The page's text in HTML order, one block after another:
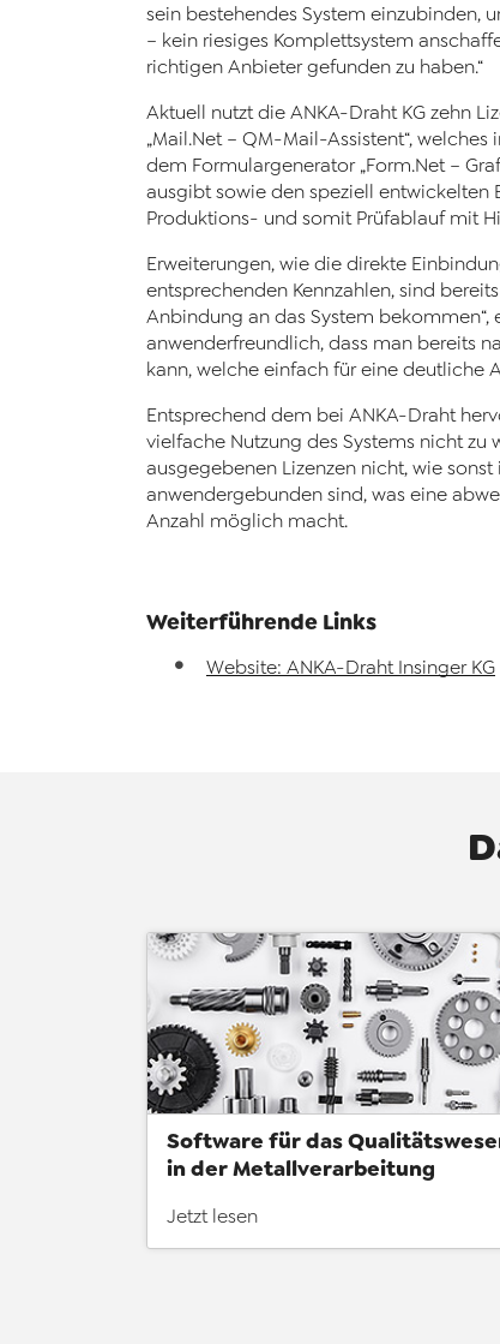
sein bestehendes System einzubinden,
– kein riesiges Komplettsystem
richtigen Anbieter gefunden zu haben.“
Aktuell nutzt die ANKA-Draht KG zehn
„Mail.Net – QM-Mail-Assistent“,
dem Formulargenerator „Form.Net –
ausgibt sowie den speziell entwickelten
Produktions- und somit Prüfablauf mit
Erweiterungen, wie die direkte
entsprechenden Kennzahlen, sind
Anbindung an das System bekommen“,
anwenderfreundlich, dass man bereits
kann, welche einfach für eine deutliche
Entsprechend dem bei ANKA-Draht
vielfache Nutzung des Systems nicht zu
ausgegebenen Lizenzen nicht, wie
anwendergebunden sind, was eine
Anzahl möglich macht.
Weiterführende Links
Website: ANKA-Draht Insinger KG
Software für das
in der Metallverarbeitung
Jetzt lesen